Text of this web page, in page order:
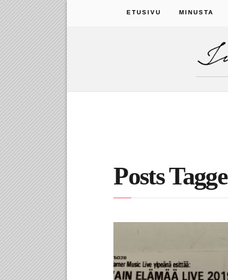
ETUSIVU MINUSTA
Posts
historiallinen kitarasoolo